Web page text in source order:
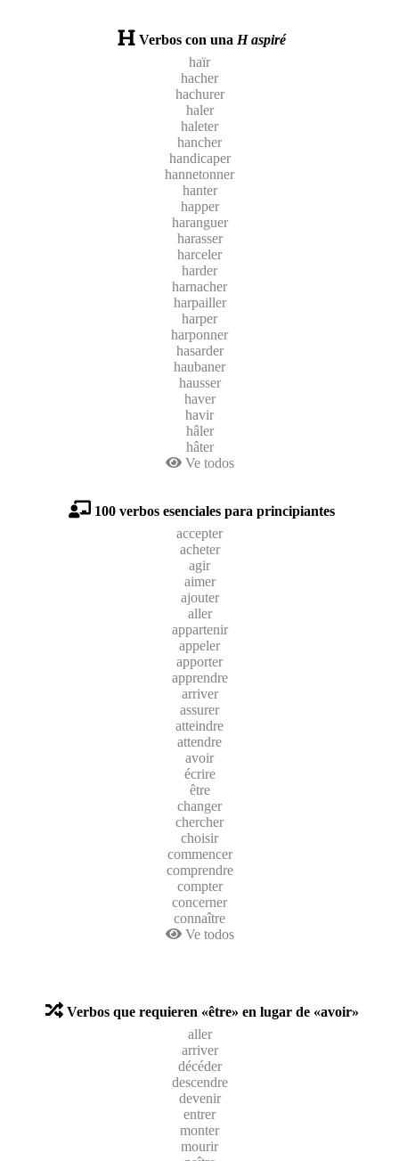
Verbos con una H aspiré
haïr
hacher
hachurer
haler
haleter
hancher
handicaper
hannetonner
hanter
happer
haranguer
harasser
harceler
harder
harnacher
harpailler
harper
harponner
hasarder
haubaner
hausser
haver
havir
hâler
hâter
Ve todos
100 verbos esenciales para principiantes
accepter
acheter
agir
aimer
ajouter
aller
appartenir
appeler
apporter
apprendre
arriver
assurer
atteindre
attendre
avoir
écrire
être
changer
chercher
choisir
commencer
comprendre
compter
concerner
connaître
Ve todos
Verbos que requieren «être» en lugar de «avoir»
aller
arriver
décéder
descendre
devenir
entrer
monter
mourir